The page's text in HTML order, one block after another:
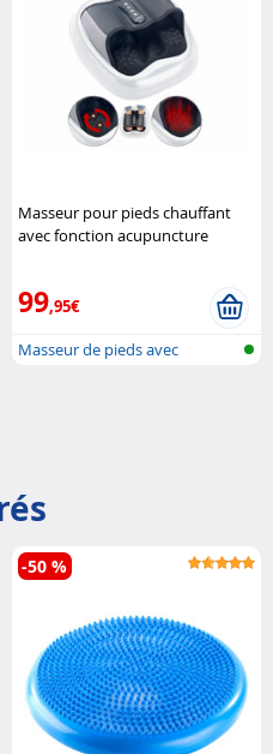
Masseur pour pieds chauffant
avec fonction acupuncture
99,95€
Masseur de pieds avec
-50 %